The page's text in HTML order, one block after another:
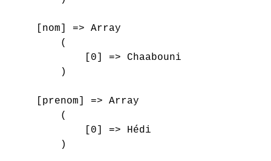
    [nom] => Array
        (
            [0] => Chaabouni
        )
    [prenom] => Array
        (
            [0] => Hédi
        )